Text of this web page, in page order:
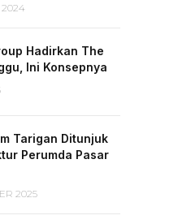
2024
Hadirkan The
Ini Konsepnya
Tarigan Ditunjuk
Perumda Pasar
2025